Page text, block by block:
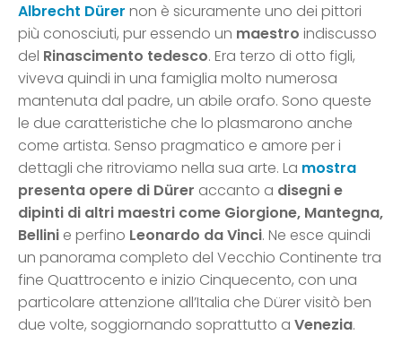
Albrecht Dürer non è sicuramente uno dei pittori
più conosciuti, pur essendo un maestro indiscusso
del Rinascimento tedesco. Era terzo di otto figli,
viveva quindi in una famiglia molto numerosa
mantenuta dal padre, un abile orafo. Sono queste
le due caratteristiche che lo plasmarono anche
come artista. Senso pragmatico e amore per i
dettagli che ritroviamo nella sua arte. La mostra
presenta opere di Dürer accanto a disegni e
dipinti di altri maestri come Giorgione, Mantegna,
Bellini e perfino Leonardo da Vinci. Ne esce quindi
un panorama completo del Vecchio Continente tra
fine Quattrocento e inizio Cinquecento, con una
particolare attenzione all’Italia che Dürer visitò ben
due volte, soggiornando soprattutto a Venezia.